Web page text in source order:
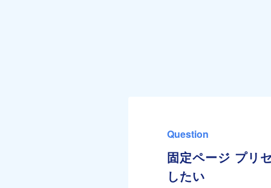
Question
固定ページ プリ
したい